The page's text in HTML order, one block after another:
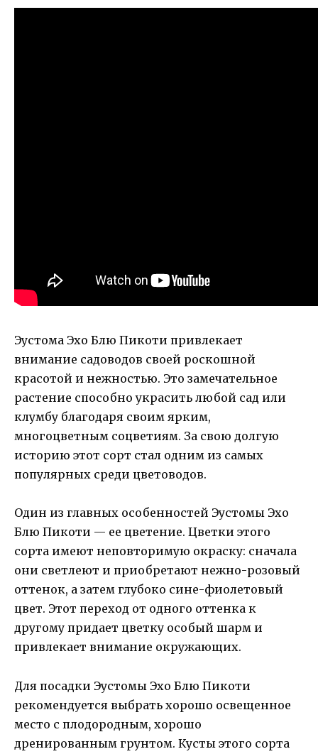
Эустома Эхо Блю Пикоти привлекает
внимание садоводов своей роскошной
красотой и нежностью. Это замечательное
растение способно украсить любой сад или
клумбу благодаря своим ярким,
многоцветным соцветиям. За свою долгую
историю этот сорт стал одним из самых
популярных среди цветоводов.
Один из главных особенностей Эустомы Эхо
Блю Пикоти — ее цветение. Цветки этого
сорта имеют неповторимую окраску: сначала
они светлеют и приобретают нежно-розовый
оттенок, а затем глубоко сине-фиолетовый
цвет. Этот переход от одного оттенка к
другому придает цветку особый шарм и
привлекает внимание окружающих.
Для посадки Эустомы Эхо Блю Пикоти
рекомендуется выбрать хорошо освещенное
место с плодородным, хорошо
дренированным грунтом. Кусты этого сорта